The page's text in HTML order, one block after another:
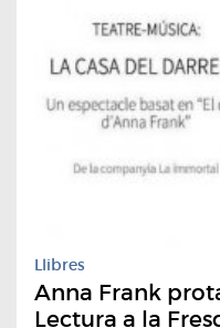
Llibres
Anna Frank
Lectura a la